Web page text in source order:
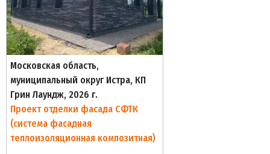
Московская область,
муниципальный округ Истра, КП
Грин Лаундж, 2026 г.
Проект отделки фасада СФТК
(система фасадная
теплоизоляционная композитная)